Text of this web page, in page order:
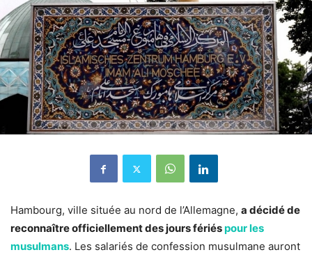
Hambourg, ville située au nord de l’Allemagne, a décidé de
reconnaître officiellement des jours fériéspour les
musulmans. Les salariés de confession musulmane auront